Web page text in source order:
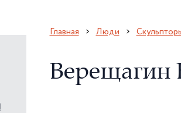
Главная Люди
Верещагин